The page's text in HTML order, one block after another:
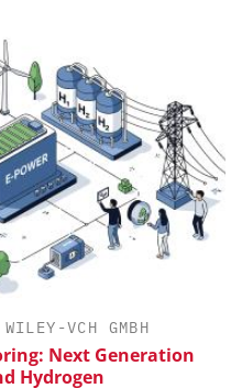
VCH GMBH
Next Generation
Hydrogen